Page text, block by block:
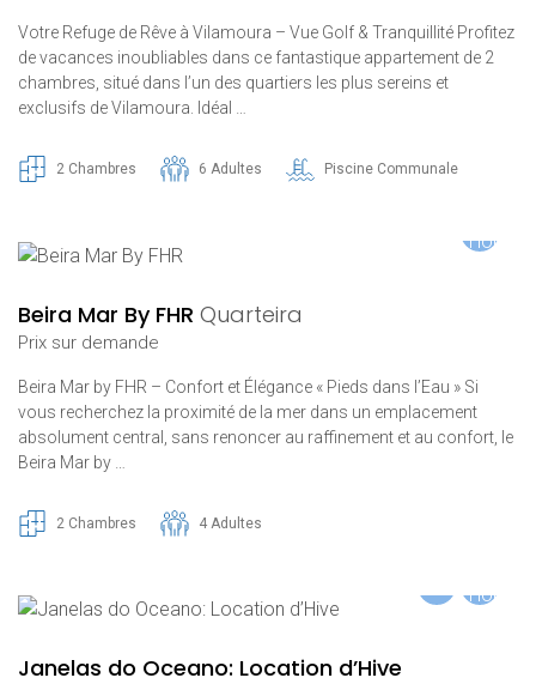
Votre Refuge de Rêve à Vilamoura – Vue Golf & Tranquillité Profitez
de vacances inoubliables dans ce fantastique appartement de 2
chambres, situé dans l’un des quartiers les plus sereins et
exclusifs de Vilamoura. Idéal …
2 Chambres 6 Adultes Piscine Communale
Beira Mar By FHR Quarteira
Prix ​​sur demande
Beira Mar by FHR – Confort et Élégance « Pieds dans l’Eau » Si
vous recherchez la proximité de la mer dans un emplacement
absolument central, sans renoncer au raffinement et au confort, le
Beira Mar by …
2 Chambres 4 Adultes
Janelas do Oceano: Location d’Hive